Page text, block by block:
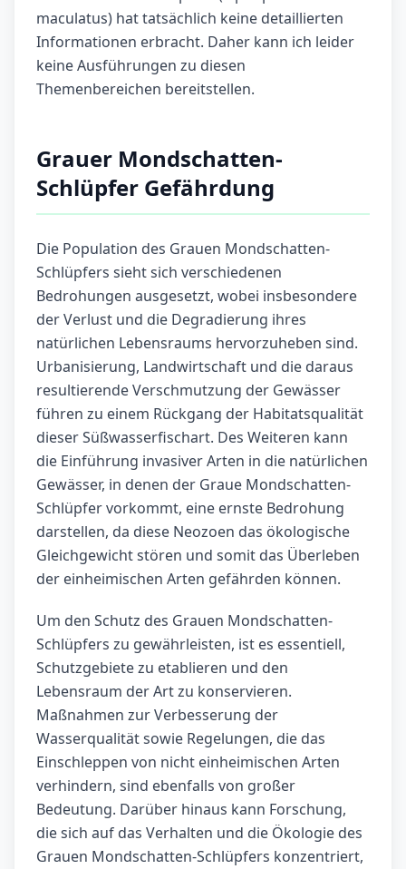
maculatus) hat tatsächlich keine detaillierten
Informationen erbracht. Daher kann ich leider
keine Ausführungen zu diesen
Themenbereichen bereitstellen.
Grauer Mondschatten-
Schlüpfer Gefährdung
Die Population des Grauen Mondschatten-
Schlüpfers sieht sich verschiedenen
Bedrohungen ausgesetzt, wobei insbesondere
der Verlust und die Degradierung ihres
natürlichen Lebensraums hervorzuheben sind.
Urbanisierung, Landwirtschaft und die daraus
resultierende Verschmutzung der Gewässer
führen zu einem Rückgang der Habitatsqualität
dieser Süßwasserfischart. Des Weiteren kann
die Einführung invasiver Arten in die natürlichen
Gewässer, in denen der Graue Mondschatten-
Schlüpfer vorkommt, eine ernste Bedrohung
darstellen, da diese Neozoen das ökologische
Gleichgewicht stören und somit das Überleben
der einheimischen Arten gefährden können.
Um den Schutz des Grauen Mondschatten-
Schlüpfers zu gewährleisten, ist es essentiell,
Schutzgebiete zu etablieren und den
Lebensraum der Art zu konservieren.
Maßnahmen zur Verbesserung der
Wasserqualität sowie Regelungen, die das
Einschleppen von nicht einheimischen Arten
verhindern, sind ebenfalls von großer
Bedeutung. Darüber hinaus kann Forschung,
die sich auf das Verhalten und die Ökologie des
Grauen Mondschatten-Schlüpfers konzentriert,